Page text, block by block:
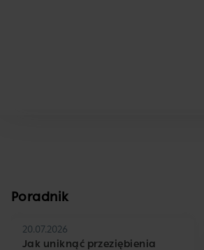
Poradnik
20.07.2026
Jak uniknąć przeziębienia